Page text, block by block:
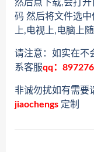
然后点下载,会打
码 然后将文件选
上,电视上,电脑上
请注意：如实在不
系客服qq：
非诚勿扰如有需要
jiaochengs 定制